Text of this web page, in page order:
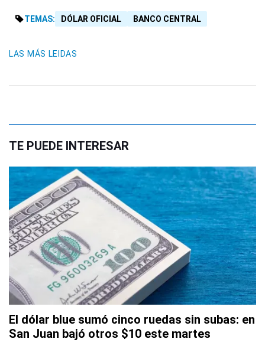
TEMAS: DÓLAR OFICIAL BANCO CENTRAL
LAS MÁS LEIDAS
TE PUEDE INTERESAR
El dólar blue sumó cinco ruedas sin subas: en
San Juan bajó otros $10 este martes